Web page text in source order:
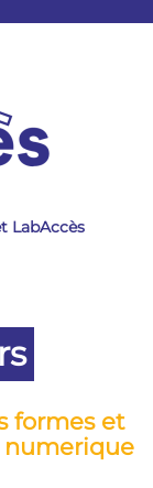
LabAccès
formes et
numerique